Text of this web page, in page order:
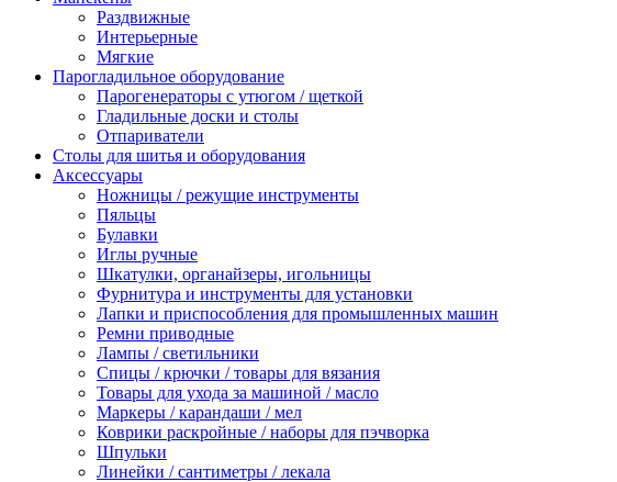
Раздвижные
Интерьерные
Мягкие
Парогладильное оборудование
Парогенераторы с утюгом / щеткой
Гладильные доски и столы
Отпариватели
Столы для шитья и оборудования
Аксессуары
Ножницы / режущие инструменты
Пяльцы
Булавки
Иглы ручные
Шкатулки, органайзеры, игольницы
Фурнитура и инструменты для установки
Лапки и приспособления для промышленных машин
Ремни приводные
Лампы / светильники
Спицы / крючки / товары для вязания
Товары для ухода за машиной / масло
Маркеры / карандаши / мел
Коврики раскройные / наборы для пэчворка
Шпульки
Линейки / сантиметры / лекала